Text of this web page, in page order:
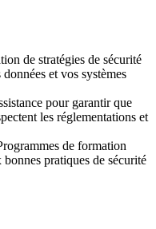
de stratégies de sécurité
et vos systèmes
pour garantir que
les réglementations et
de formation
pratiques de sécurité